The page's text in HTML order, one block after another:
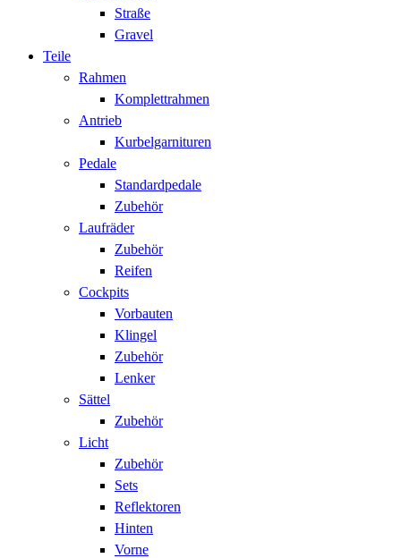
Straße
Gravel
Teile
Rahmen
Komplettrahmen
Antrieb
Kurbelgarnituren
Pedale
Standardpedale
Zubehör
Laufräder
Zubehör
Reifen
Cockpits
Vorbauten
Klingel
Zubehör
Lenker
Sättel
Zubehör
Licht
Zubehör
Sets
Reflektoren
Hinten
Vorne